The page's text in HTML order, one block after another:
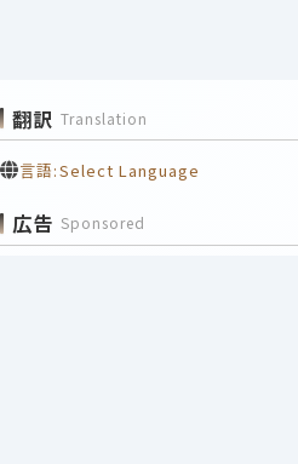
翻訳 Translation
言語:Select Language
広告 Sponsored